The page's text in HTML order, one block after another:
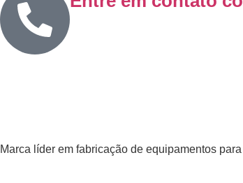
Marca líder em fabricação de equipamentos